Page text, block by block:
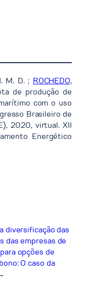
M. D. ; ROCHEDO,
de produção de
com o uso
Brasileiro de
2020, virtual. XII
Energético
diversificação das
das empresas de
opções de
O caso da